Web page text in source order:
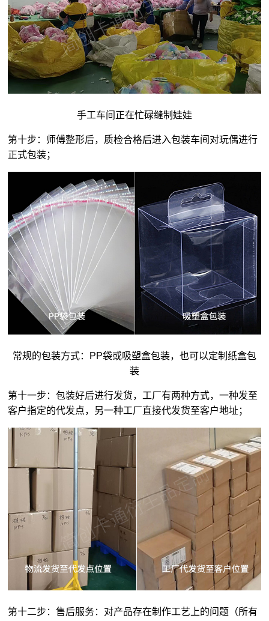
手工车间正在忙碌缝制娃娃
第十步：师傅整形后，质检合格后进入包装车间对玩偶进行
正式包装；
常规的包装方式：PP袋或吸塑盒包装，也可以定制纸盒包
装
第十一步：包装好后进行发货，工厂有两种方式，一种发至
客户指定的代发点，另一种工厂直接代发货至客户地址；
第十二步：售后服务：对产品存在制作工艺上的问题（所有